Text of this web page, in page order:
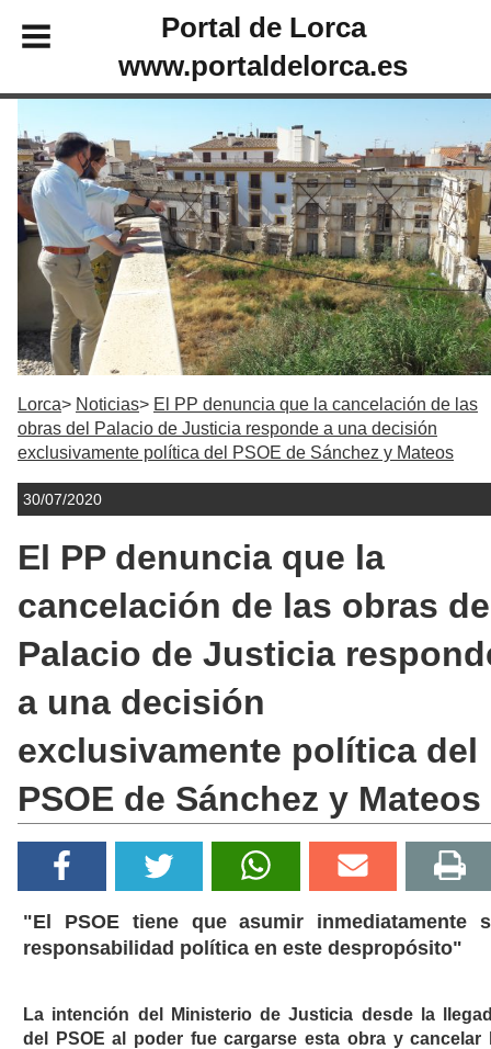
Portal de Lorca
www.portaldelorca.es
Lorca Noticias
El PP denuncia que la cancelación de las
obras del Palacio de Justicia responde a una decisión
exclusivamente política del PSOE de Sánchez y Mateos
30/07/2020
El PP denuncia que la
cancelación de las obras
Palacio de Justicia
a una decisión
exclusivamente política del
PSOE de Sánchez y Mateos
"El PSOE tiene que asumir inmediatamente
responsabilidad política en este despropósito"
La intención del Ministerio de Justicia desde la
del PSOE al poder fue cargarse esta obra y cancelar